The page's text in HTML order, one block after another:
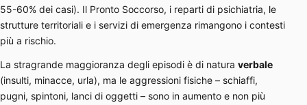
55-60% dei casi). Il Pronto Soccorso, i reparti di psichiatria, le
strutture territoriali e i servizi di emergenza rimangono i contesti
più a rischio.
La stragrande maggioranza degli episodi è di natura verbale
(insulti, minacce, urla), ma le aggressioni fisiche – schiaffi,
pugni, spintoni, lanci di oggetti – sono in aumento e non più